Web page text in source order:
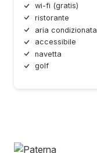
wi-fi (gratis)
ristorante
aria condizionata
accessibile
navetta
golf